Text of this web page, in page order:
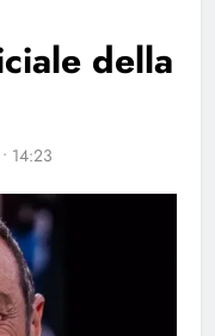
della
14:23